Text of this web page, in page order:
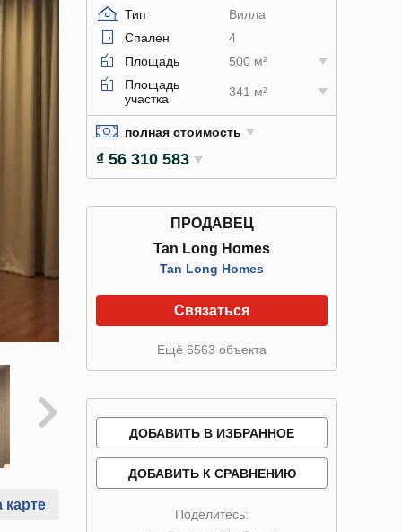
карте
Тип
Вилла
Спален
4
Площадь
500 м²
Площадь
участка
341 м²
полная стоимость
₫ 56 310 583
ПРОДАВЕЦ
Tan Long Homes
Tan Long Homes
Связаться
Ещё 6563 объекта
ДОБАВИТЬ В ИЗБРАННОЕ
ДОБАВИТЬ К СРАВНЕНИЮ
Поделитесь: